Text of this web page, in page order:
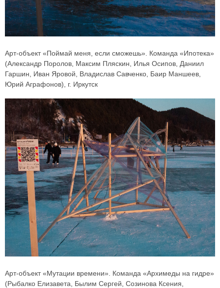
Арт-объект «Поймай меня, если сможешь». Команда «Ипотека»
(Александр Поролов, Максим Пляскин, Илья Осипов, Даниил
Гаршин, Иван Яровой, Владислав Савченко, Баир Маншеев,
Юрий Аграфонов), г. Иркутск
Арт-объект «Мутации времени». Команда «Архимеды на гидре»
(Рыбалко Елизавета, Былим Сергей, Созинова Ксения,